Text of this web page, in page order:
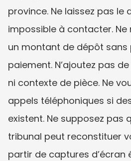
province. Ne laissez pas le
impossible à contacter. Ne
un montant de dépôt sans
paiement. N’ajoutez pas
ni contexte de pièce. Ne
appels téléphoniques si
existent. Ne supposez pas
tribunal peut reconstituer
partir de captures d’écran